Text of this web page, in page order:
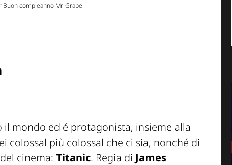
compleanno Mr. Grape.
mondo ed é protagonista, insieme alla
colossal più colossal che ci sia, nonché di
cinema: Titanic. Regia di James